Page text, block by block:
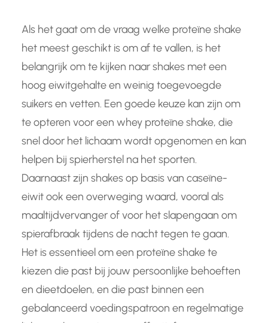
Als het gaat om de vraag welke proteïne shake
het meest geschikt is om af te vallen, is het
belangrijk om te kijken naar shakes met een
hoog eiwitgehalte en weinig toegevoegde
suikers en vetten. Een goede keuze kan zijn om
te opteren voor een whey proteïne shake, die
snel door het lichaam wordt opgenomen en kan
helpen bij spierherstel na het sporten.
Daarnaast zijn shakes op basis van caseïne-
eiwit ook een overweging waard, vooral als
maaltijdvervanger of voor het slapengaan om
spierafbraak tijdens de nacht tegen te gaan.
Het is essentieel om een proteïne shake te
kiezen die past bij jouw persoonlijke behoeften
en dieetdoelen, en die past binnen een
gebalanceerd voedingspatroon en regelmatige